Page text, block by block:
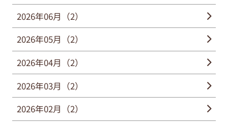
2026年06月（2）
2026年05月（2）
2026年04月（2）
2026年03月（2）
2026年02月（2）